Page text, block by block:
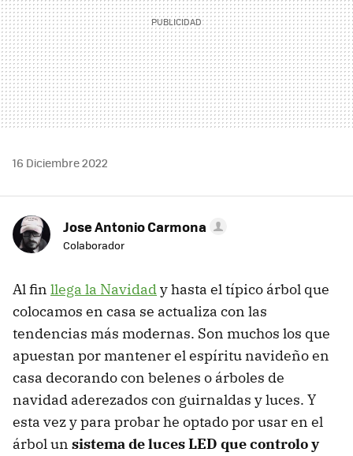
16 Diciembre 2022
Jose Antonio Carmona
Colaborador
Al fin llega la Navidady hasta el típico árbol que
colocamos en casa se actualiza con las
tendencias más modernas. Son muchos los que
apuestan por mantener el espíritu navideño en
casa decorando con belenes o árboles de
navidad aderezados con guirnaldas y luces. Y
esta vez y para probar he optado por usar en el
árbol un sistema de luces LED que controlo y